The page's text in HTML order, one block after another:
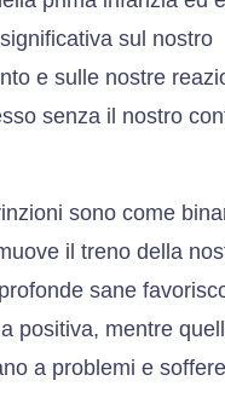
sul nostro
e sulle nostre
senza il nostro
sono come
il treno della
sane
positiva, mentre
a problemi e